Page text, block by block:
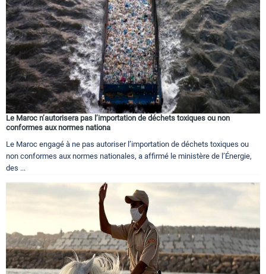
Le Maroc n’autorisera pas l’importation de déchets toxiques ou non
conformes aux normes nationa
Le Maroc engagé à ne pas autoriser l’importation de déchets toxiques ou
non conformes aux normes nationales, a affirmé le ministère de l’Énergie,
des ...